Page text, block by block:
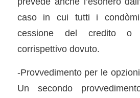
caso in cui tutti i
cessione del credito
corrispettivo dovuto.
-Provvedimento per le
Un secondo